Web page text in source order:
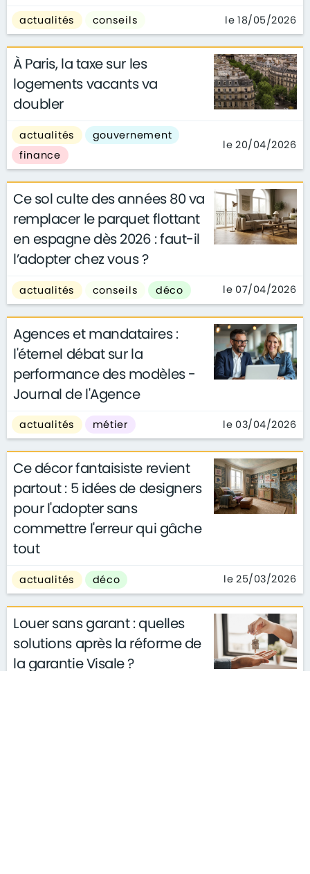
actualités conseils le 18/05/2026
À Paris, la taxe sur les
logements vacants va
doubler
actualités
gouvernement
finance
le 20/04/2026
Ce sol culte des années 80 va
remplacer le parquet flottant
en espagne dès 2026 : faut-il
l’adopter chez vous ?
actualités conseils déco le 07/04/2026
Agences et mandataires :
l'éternel débat sur la
performance des modèles -
Journal de l'Agence
actualités métier le 03/04/2026
Ce décor fantaisiste revient
partout : 5 idées de designers
pour l'adopter sans
commettre l'erreur qui gâche
tout
actualités déco le 25/03/2026
Louer sans garant : quelles
solutions après la réforme de
la garantie Visale ?